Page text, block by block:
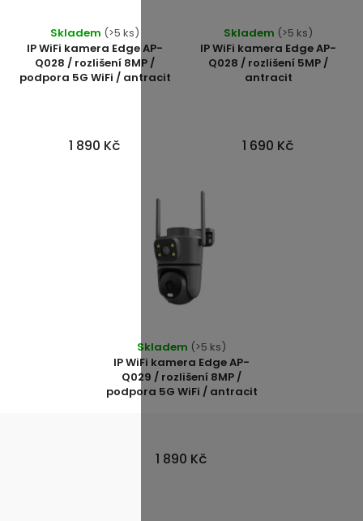
IP WiFi kamera Edge AP-
Q028 / rozlišení 8MP /
podpora 5G WiFi / antracit
Skladem (>5 ks)
1 890 Kč
IP WiFi kamera Edge AP-
Q028 / rozlišení 5MP /
antracit
Skladem (>5 ks)
1 690 Kč
IP WiFi kamera Edge AP-
Q029 / rozlišení 8MP /
podpora 5G WiFi / antracit
Skladem (>5 ks)
1 890 Kč